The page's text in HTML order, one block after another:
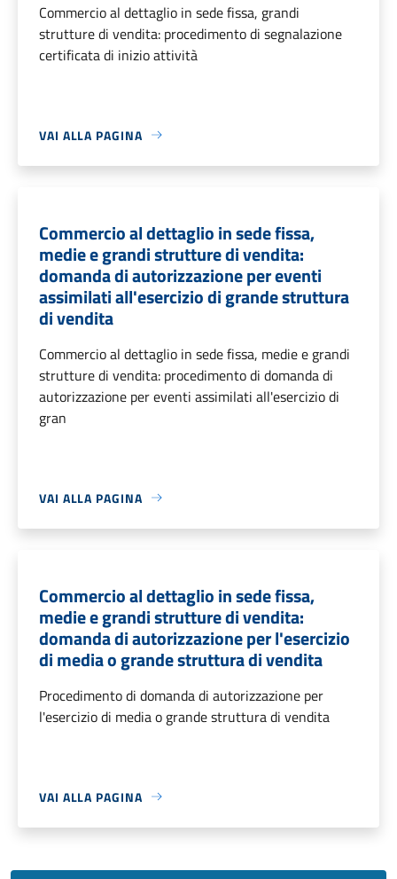
Commercio al dettaglio in sede fissa, grandi
strutture di vendita: procedimento di segnalazione
certificata di inizio attività
VAI ALLA PAGINA
Commercio al dettaglio in sede fissa,
medie e grandi strutture di vendita:
domanda di autorizzazione per eventi
assimilati all'esercizio di grande struttura
di vendita
Commercio al dettaglio in sede fissa, medie e grandi
strutture di vendita: procedimento di domanda di
autorizzazione per eventi assimilati all'esercizio di
gran
VAI ALLA PAGINA
Commercio al dettaglio in sede fissa,
medie e grandi strutture di vendita:
domanda di autorizzazione per l'esercizio
di media o grande struttura di vendita
Procedimento di domanda di autorizzazione per
l'esercizio di media o grande struttura di vendita
VAI ALLA PAGINA